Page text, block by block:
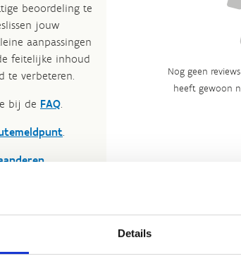
Details
beoordeling te
jouw
aanpassingen
feitelijke inhoud
te verbeteren.​
bij de FAQ.
.
Nog geen
heeft gewoon